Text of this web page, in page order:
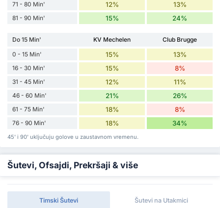
71 - 80 Min' 12% 13%
81 - 90 Min' 15% 24%
Do 15 Min' KV Mechelen
Club Brugge
0 - 15 Min'
15% 13%
16 - 30 Min' 15% 8%
31 - 45 Min' 12% 11%
46 - 60 Min' 21% 26%
61 - 75 Min' 18% 8%
76 - 90 Min' 18% 34%
45' i 90' uključuju golove u zaustavnom vremenu.
Šutevi, Ofsajdi, Prekršaji & više
Timski Šutevi Šutevi na Utakmici